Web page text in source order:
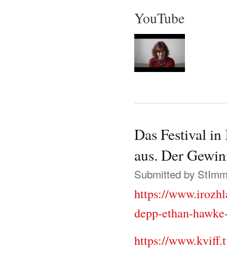
YouTube
Das Festival
aus. Der
Submitted by
https://
depp-ethan-
https://